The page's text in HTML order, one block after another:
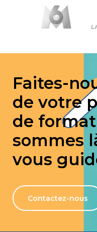
Faites-
de votre
de
sommes
vous
Contactez-nous